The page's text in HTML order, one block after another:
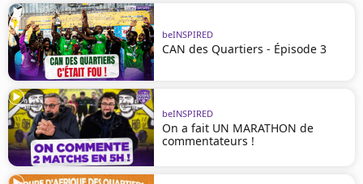
beINSPIRED
CAN des Quartiers - Épisode 3
beINSPIRED
On a fait UN MARATHON de
commentateurs !